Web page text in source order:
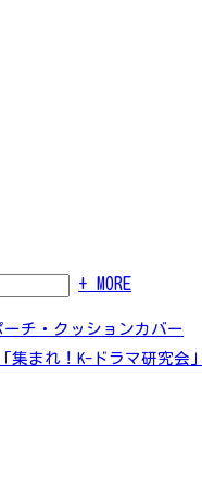
+ MORE
チ・クッションカバー
集まれ！K-ドラマ研究会